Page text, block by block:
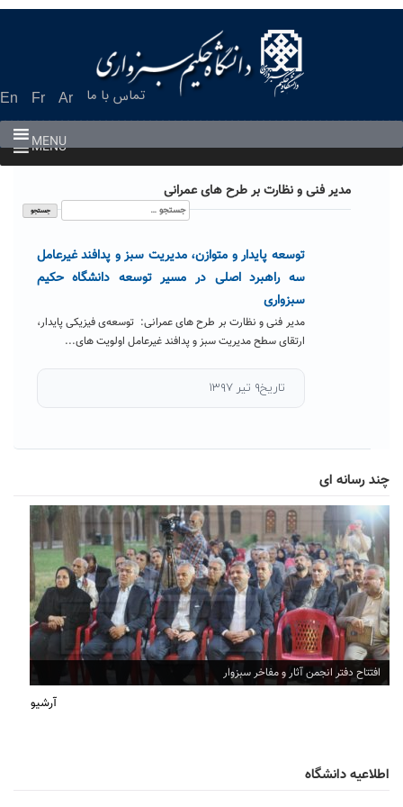
En Fr Ar تماس با ما
MENU
MENU
مدیر فنی و نظارت بر طرح های عمرانی
جستجو
برای:
توسعه پایدار و متوازن، مدیریت سبز و پدافند غیرعامل
سه راهبرد اصلی در مسیر توسعه دانشگاه حکیم
سبزواری
مدیر فنی و نظارت بر طرح های عمرانی: توسعه‌ی فیزیکی پایدار،
ارتقای سطح مدیریت سبز و پدافند غیرعامل اولویت های...
تاریخ۹ تیر ۱۳۹۷
چند رسانه ای
افتتاح دفتر انجمن آثار و مفاخر سبزوار
آرشیو
اطلاعیه دانشگاه